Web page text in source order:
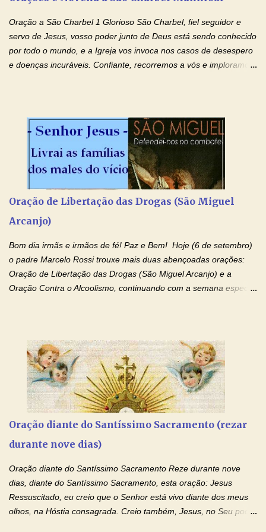
esforço maior em meus estudos e uma vida mais digna de tua
santidade. Glória… Deus, que quiseste atrair tudo a teu unigênito
Filho, que foi crucificado, permite que, pelos méritos e exemplos
de te...
Oração a São Charbel 1 Glorioso São Charbel, fiel seguidor e
servo de Jesus, vosso poder junto de Deus está sendo conhecido
por todo o mundo, e a Igreja vos invoca nos casos de desespero
e doenças incuráveis. Confiante, recorremos a vós e imploramos
Queremos sempre lembrar-nos deste favor, da vossa intercessão
e invocar-vos como nosso patrono, para maior glória de Deus e o
bem de nossas almas. São Charbel! Rogai por Nós e por todos
aqueles que invocam o vosso nome e auxílio. Amén. Oração 2 Ó
Deus, admirável em Vossos Santos, Vós que inspirastes a São
Charbel seguir o caminho da perfeição, lhe concedestes a graça
e a força para fazer triunfar, na sua vida, o heroísmo das virtudes
monásticas: a obediência, a castidade e a voluntária pobreza, e
milagres e gra...
Oração de Libertação das Drogas (São Miguel
Arcanjo)
Bom dia irmãs e irmãos de fé! Paz e Bem! Hoje (6 de setembro)
o padre Marcelo Rossi trouxe mais duas abençoadas orações:
Oração de Libertação das Drogas (São Miguel Arcanjo) e a
Oração Contra o Alcoolismo, continuando com a semana especial
Ágape de nosso Pai Santo - Jesus - te curar, deixe nossa
Mãezinha do Céu - Maria - te proteger com Seu divino manto.
Não desista, Jesus irá curar todas suas feridas, Creia! Adriana-
Devoção e Fé Oração de Libertação das Drogas (São Miguel
Arcanjo) "Senhor, Pai Eterno, em Nome de Teu Filho Jesus,
Nosso Senhor Jesus Cristo, concedei a vida a todos aqueles que
se encontram encarcerados em um vício, escravos de alguma
droga. Senhor, Pai Poderoso e cheio de Misericórdia, na
drogas, c...
Oração diante do Santíssimo Sacramento (rezar
durante nove dias)
Oração diante do Santíssimo Sacramento Reze durante nove
dias, diante do Santíssimo Sacramento, esta oração: Jesus
Ressuscitado, eu creio que o Senhor está vivo diante dos meus
olhos, na Hóstia consagrada. Creio também, Jesus, no Seu poder